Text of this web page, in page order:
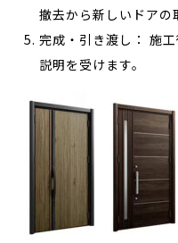
撤去から新しいドアの
完成・引き渡し： 施
説明を受けます。